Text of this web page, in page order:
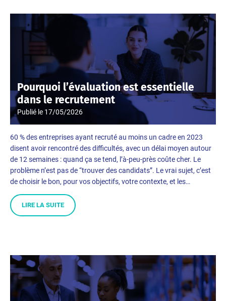
Pourquoi l’évaluation est essentielle
dans le recrutement
Publié le 17/05/2026
60 % des entreprises ayant recruté au moins un cadre en 2023
disent avoir rencontré des difficultés, avec un délai moyen autour
de 12 semaines : quand ça se tend, l’à-peu-près coûte cher. Le
problème n’est pas de “trouver des candidats”. Le vrai sujet, c’est
de choisir le bon, pour vos objectifs, votre contexte, et les…
LIRE LA SUITE